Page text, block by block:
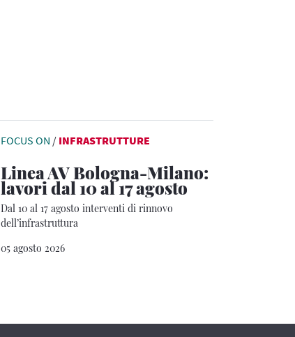
FOCUS ON / INFRASTRUTTURE
Linea AV Bologna-Milano:
lavori dal 10 al 17 agosto
Dal 10 al 17 agosto interventi di rinnovo
dell’infrastruttura
05 agosto 2026